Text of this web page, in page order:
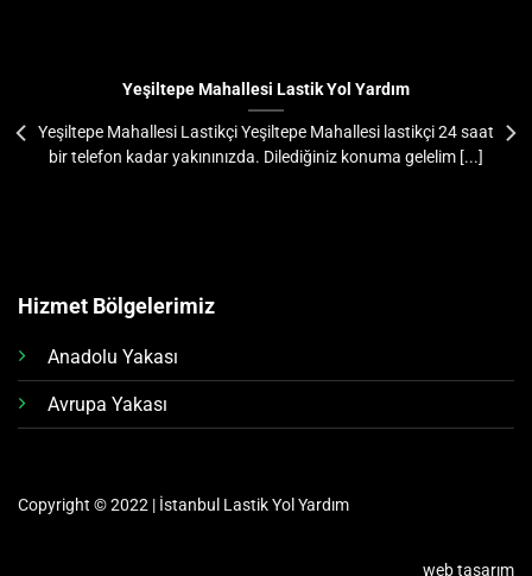
Yeşiltepe Mahallesi Lastik Yol Yardım
Yeşiltepe Mahallesi Lastikçi Yeşiltepe Mahallesi lastikçi 24 saat
bir telefon kadar yakınınızda. Dilediğiniz konuma gelelim [...]
Hizmet Bölgelerimiz
Anadolu Yakası
Avrupa Yakası
Copyright © 2022 | İstanbul Lastik Yol Yardım
web tasarım